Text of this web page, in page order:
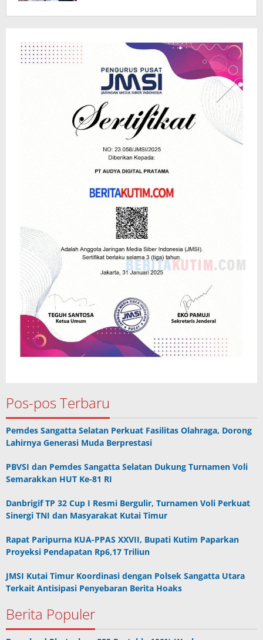
Pos-pos Terbaru
Pemdes Sangatta Selatan Perkuat Fasilitas Olahraga, Dorong
Lahirnya Generasi Muda Berprestasi
PBVSI dan Pemdes Sangatta Selatan Dukung Turnamen Voli
Semarakkan HUT Ke-81 RI
Danbrigif TP 32 Cup I Resmi Bergulir, Turnamen Voli Perkuat
Sinergi TNI dan Masyarakat Kutai Timur
Rapat Paripurna KUA-PPAS XXVII, Bupati Kutim Paparkan
Proyeksi Pendapatan Rp6,17 Triliun
JMSI Kutai Timur Koordinasi dengan Polsek Sangatta Utara
Terkait Antisipasi Penyebaran Berita Hoaks
Berita Populer